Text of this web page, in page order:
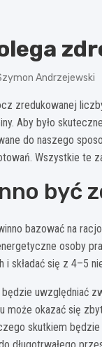
Andrzejewski
zredukowanej
Aby było
do naszego
Wszystkie te
być
bazować na
osoby
i składać się z 4–5
uwzględniać
może okazać się
skutkiem